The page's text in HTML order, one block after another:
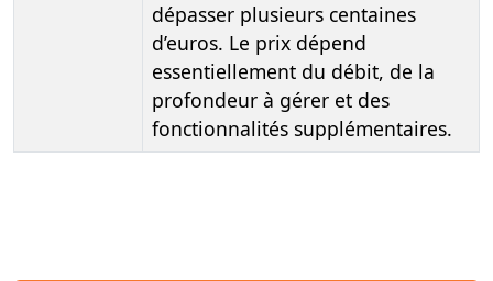
dépasser plusieurs centaines
d’euros. Le prix dépend
essentiellement du débit, de la
profondeur à gérer et des
fonctionnalités supplémentaires.